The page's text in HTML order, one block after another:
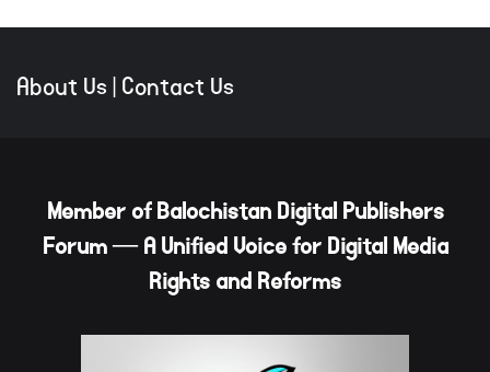
About Us|Contact Us
Member of Balochistan Digital Publishers
Forum — A Unified Voice for Digital Media
Rights and Reforms